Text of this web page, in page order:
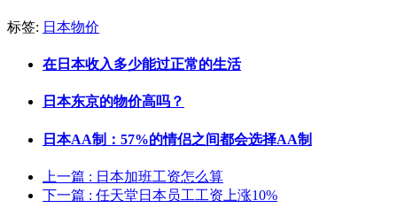
标签: 日本物价
在日本收入多少能过正常的生活
日本东京的物价高吗？
日本AA制：57%的情侣之间都会选择AA制
上一篇 : 日本加班工资怎么算
下一篇 : 任天堂日本员工工资上涨10%